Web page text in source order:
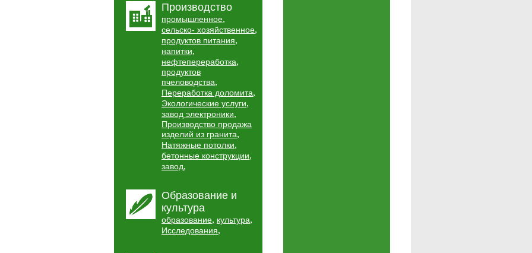
Производство
промышленное,
сельско- хозяйственное,
продуктов питания,
напитки,
нефтепереработка,
продуктов
пчеловодства,
Переработка доломита,
Экологические услуги,
завод электроники,
Производство продажа
изделий из гранита,
Натяжные потолки,
бетонные конструкции,
завод,
Образование и
культура
образование, культура,
Исследования,